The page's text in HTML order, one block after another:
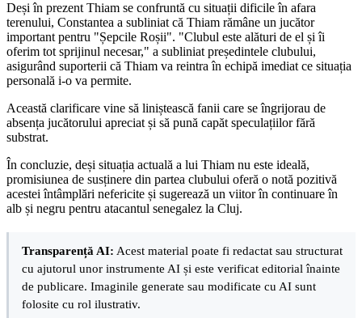
Deși în prezent Thiam se confruntă cu situații dificile în afara
terenului, Constantea a subliniat că Thiam rămâne un jucător
important pentru "Șepcile Roșii". "Clubul este alături de el și îi
oferim tot sprijinul necesar," a subliniat președintele clubului,
asigurând suporterii că Thiam va reintra în echipă imediat ce situația
personală i-o va permite.
Această clarificare vine să liniștească fanii care se îngrijorau de
absența jucătorului apreciat și să pună capăt speculațiilor fără
substrat.
În concluzie, deși situația actuală a lui Thiam nu este ideală,
promisiunea de susținere din partea clubului oferă o notă pozitivă
acestei întâmplări nefericite și sugerează un viitor în continuare în
alb și negru pentru atacantul senegalez la Cluj.
Transparență AI: Acest material poate fi redactat sau structurat
cu ajutorul unor instrumente AI și este verificat editorial înainte
de publicare. Imaginile generate sau modificate cu AI sunt
folosite cu rol ilustrativ.